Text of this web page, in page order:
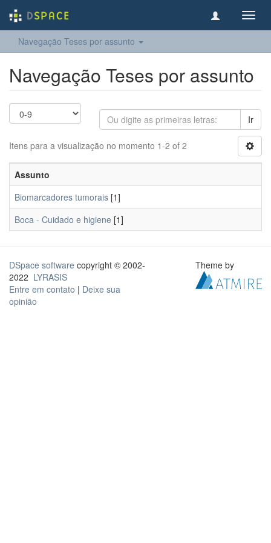
Navegação Teses por assunto
Navegação Teses por assunto
Ir
Itens para a visualização no momento 1-2 of 2
Assunto
Biomarcadores tumorais [1]
Boca - Cuidado e higiene [1]
DSpace software copyright © 2002-
2022 LYRASIS
Entre em contato | Deixe sua
opinião
Theme by